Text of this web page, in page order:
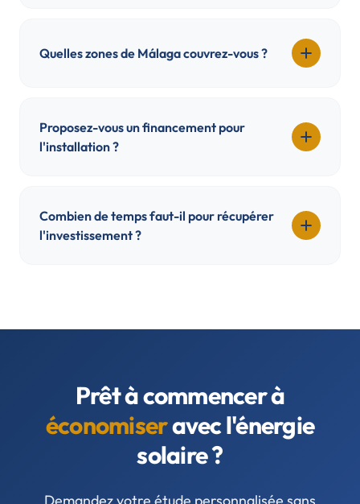
Quelles zones de Málaga couvrez-vous ?
Proposez-vous un financement pour
l'installation ?
Combien de temps faut-il pour récupérer
l'investissement ?
Prêt à commencer à
économiseravec l'énergie
solaire ?